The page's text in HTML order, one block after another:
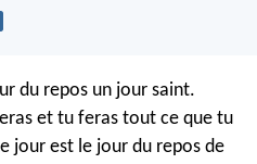
du repos un jour saint.
et tu feras tout ce que tu
jour est le jour du repos de